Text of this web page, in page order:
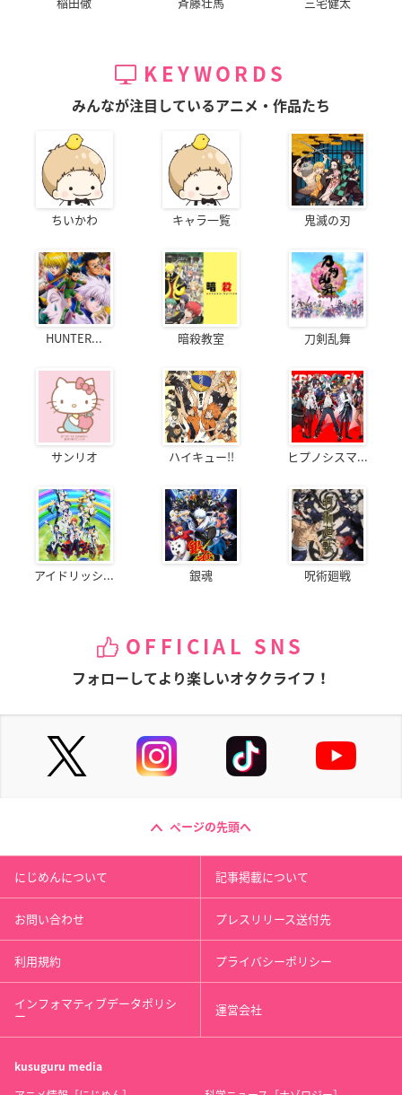
KEYWORDS
みんなが注目しているアニメ・作品たち
ちいかわ キャラ一覧 鬼滅の刃
HUNTER... 暗殺教室 刀剣乱舞
サンリオ ハイキュー!! ヒプノシスマ...
アイドリッシ... 銀魂 呪術廻戦
OFFICIAL SNS
フォローしてより楽しいオタクライフ！
ページの先頭へ
にじめんについて 記事掲載について
お問い合わせ プレスリリース送付先
利用規約 プライバシーポリシー
インフォマティブデータポリシ
ー 運営会社
kusuguru media